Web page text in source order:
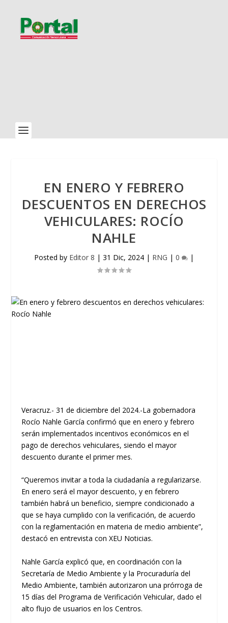
EN ENERO Y FEBRERO
DESCUENTOS EN DERECHOS
VEHICULARES: ROCÍO
NAHLE
Posted by Editor 8 | 31 Dic, 2024 | RNG | 0 |
Veracruz.- 31 de diciembre del 2024.-La gobernadora
Rocío Nahle García confirmó que en enero y febrero
serán implementados incentivos económicos en el
pago de derechos vehiculares, siendo el mayor
descuento durante el primer mes.
“Queremos invitar a toda la ciudadanía a regularizarse.
En enero será el mayor descuento, y en febrero
también habrá un beneficio, siempre condicionado a
que se haya cumplido con la verificación, de acuerdo
con la reglamentación en materia de medio ambiente”,
destacó en entrevista con XEU Noticias.
Nahle García explicó que, en coordinación con la
Secretaría de Medio Ambiente y la Procuraduría del
Medio Ambiente, también autorizaron una prórroga de
15 días del Programa de Verificación Vehicular, dado el
alto flujo de usuarios en los Centros.